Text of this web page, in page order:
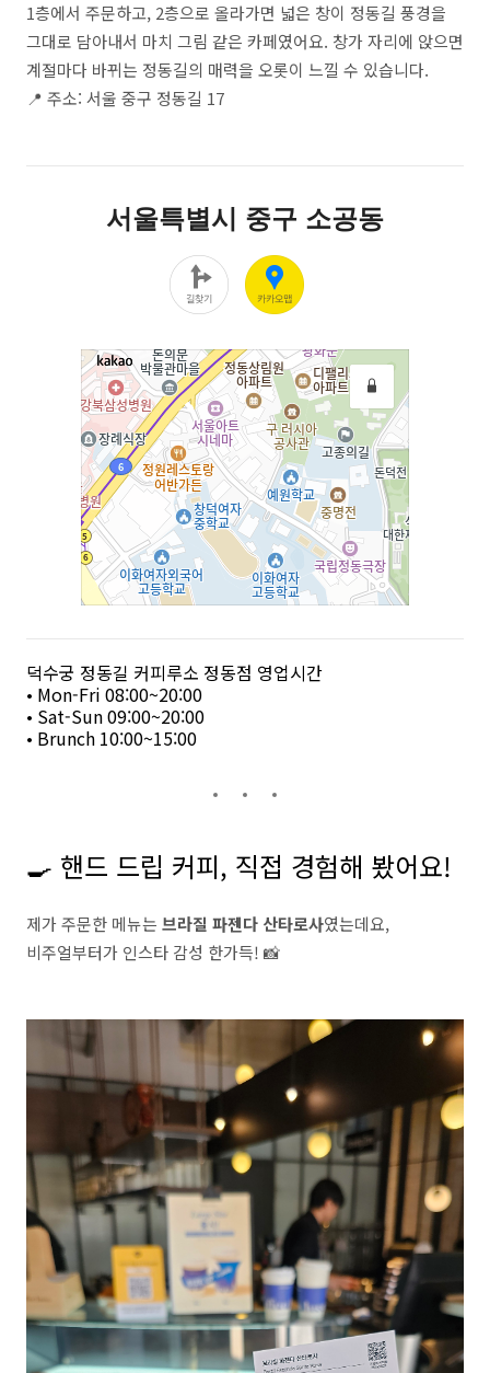
1층에서 주문하고, 2층으로 올라가면 넓은 창이 정동길 풍경을
그대로 담아내서 마치 그림 같은 카페였어요. 창가 자리에 앉으면
계절마다 바뀌는 정동길의 매력을 오롯이 느낄 수 있습니다.
📍 주소: 서울 중구 정동길 17
덕수궁 정동길 커피루소 정동점 영업시간
• Mon-Fri 08:00~20:00
• Sat-Sun 09:00~20:00
• Brunch 10:00~15:00
🍳 핸드 드립 커피, 직접 경험해 봤어요!
제가 주문한 메뉴는 브라질 파젠다 산타로사였는데요,
비주얼부터가 인스타 감성 한가득! 📸